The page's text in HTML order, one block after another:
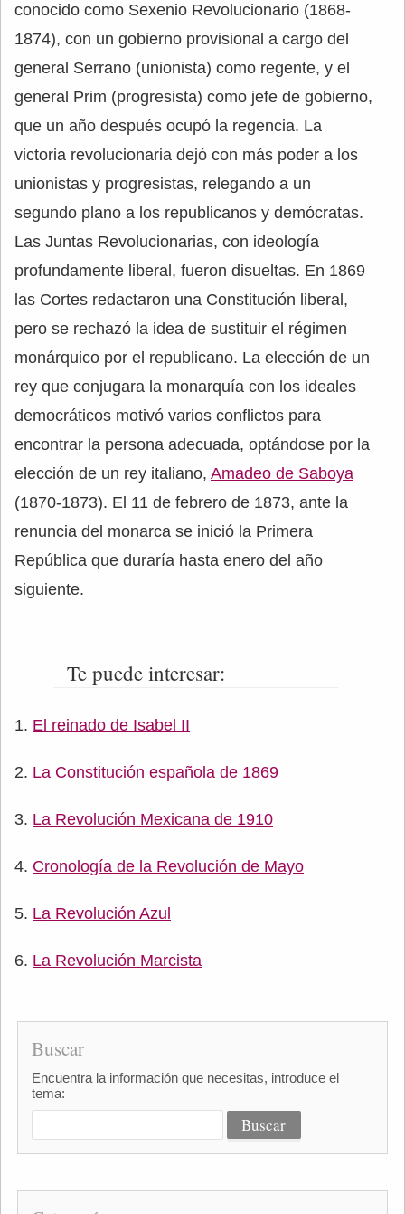
conocido como Sexenio Revolucionario (1868-
1874), con un gobierno provisional a cargo del
general Serrano (unionista) como regente, y el
general Prim (progresista) como jefe de gobierno,
que un año después ocupó la regencia. La
victoria revolucionaria dejó con más poder a los
unionistas y progresistas, relegando a un
segundo plano a los republicanos y demócratas.
Las Juntas Revolucionarias, con ideología
profundamente liberal, fueron disueltas. En 1869
las Cortes redactaron una Constitución liberal,
pero se rechazó la idea de sustituir el régimen
monárquico por el republicano. La elección de un
rey que conjugara la monarquía con los ideales
democráticos motivó varios conflictos para
encontrar la persona adecuada, optándose por la
elección de un rey italiano, Amadeo de Saboya
(1870-1873). El 11 de febrero de 1873, ante la
renuncia del monarca se inició la Primera
República que duraría hasta enero del año
siguiente.
Te puede interesar:
El reinado de Isabel II
La Constitución española de 1869
La Revolución Mexicana de 1910
Cronología de la Revolución de Mayo
La Revolución Azul
La Revolución Marcista
Buscar
Encuentra la información que necesitas, introduce el
tema: